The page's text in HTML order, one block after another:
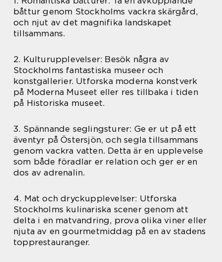
båttur genom Stockholms vackra skärgård,
och njut av det magnifika landskapet
tillsammans.
2. Kulturupplevelser: Besök några av
Stockholms fantastiska museer och
konstgallerier. Utforska moderna konstverk
på Moderna Museet eller res tillbaka i tiden
på Historiska museet.
3. Spännande seglingsturer: Ge er ut på ett
äventyr på Östersjön, och segla tillsammans
genom vackra vatten. Detta är en upplevelse
som både föradlar er relation och ger er en
dos av adrenalin.
4. Mat och dryckupplevelser: Utforska
Stockholms kulinariska scener genom att
delta i en matvandring, prova olika viner eller
njuta av en gourmetmiddag på en av stadens
topprestauranger.